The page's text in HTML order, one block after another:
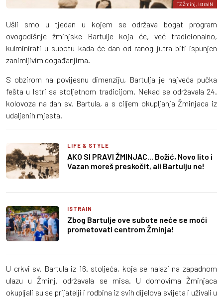
TZ Žminj, IstraIN
Ušli smo u tjedan u kojem se održava bogat program
ovogodišnje žminjske Bartulje koja će, već tradicionalno,
kulminirati u subotu kada će dan od ranog jutra biti ispunjen
zanimljivim događanjima.
S obzirom na povijesnu dimenziju, Bartulja je najveća pučka
fešta u Istri sa stoljetnom tradicijom. Nekad se održavala 24.
kolovoza na dan sv. Bartula, a s ciljem okupljanja Žminjaca iz
udaljenih mjesta.
LIFE & STYLE
AKO SI PRAVI ŽMINJAC... Božić, Novo lito i
Vazan moreš preskočit, ali Bartulju ne!
ISTRAIN
Zbog Bartulje ove subote neće se moći
prometovati centrom Žminja!
U crkvi sv. Bartula iz 16. stoljeća, koja se nalazi na zapadnom
ulazu u Žminj, održavala se misa. U domovima Žminjaca
okupljali su se prijatelji i rodbina iz svih dijelova svijeta i uživali u